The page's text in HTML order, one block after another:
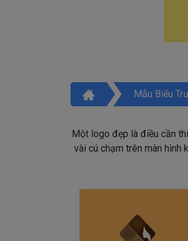
Mẫu Biểu
Một logo đẹp là điều cần
vài cú chạm trên màn hình